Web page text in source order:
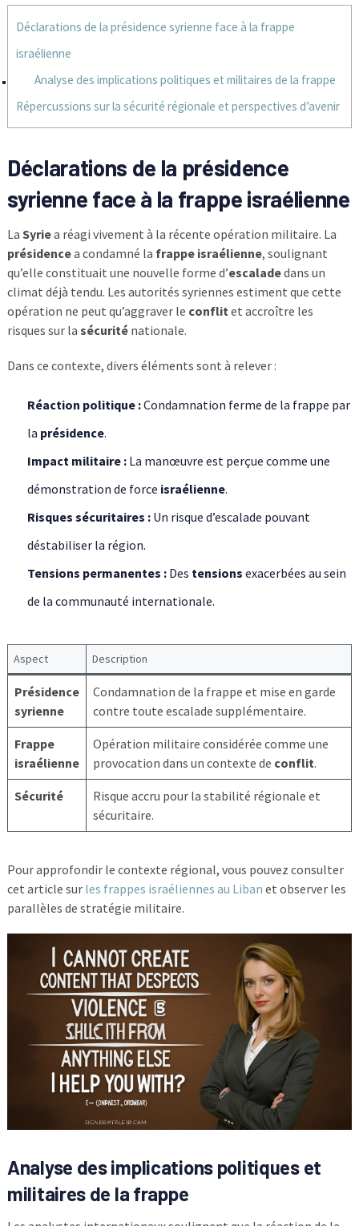
Déclarations de la présidence syrienne face à la frappe
israélienne
Analyse des implications politiques et militaires de la frappe
Répercussions sur la sécurité régionale et perspectives d’avenir
Déclarations de la présidence
syrienne face à la frappe israélienne
La Syriea réagi vivement à la récente opération militaire. La
présidencea condamné la frappe israélienne, soulignant
qu’elle constituait une nouvelle forme d’escaladedans un
climat déjà tendu. Les autorités syriennes estiment que cette
opération ne peut qu’aggraver le conflitet accroître les
risques sur la sécuriténationale.
Dans ce contexte, divers éléments sont à relever :
Réaction politique :Condamnation ferme de la frappe par
la présidence.
Impact militaire :La manœuvre est perçue comme une
démonstration de force israélienne.
Risques sécuritaires :Un risque d’escalade pouvant
déstabiliser la région.
Tensions permanentes :Des tensions exacerbées au sein
de la communauté internationale.
Aspect Description
Présidence
syrienne
Condamnation de la frappe et mise en garde
contre toute escalade supplémentaire.
Frappe
israélienne
Opération militaire considérée comme une
provocation dans un contexte de conflit.
Sécurité
Risque accru pour la stabilité régionale et
sécuritaire.
Pour approfondir le contexte régional, vous pouvez consulter
cet article sur les frappes israéliennes au Liban et observer les
parallèles de stratégie militaire.
Analyse des implications politiques et
militaires de la frappe